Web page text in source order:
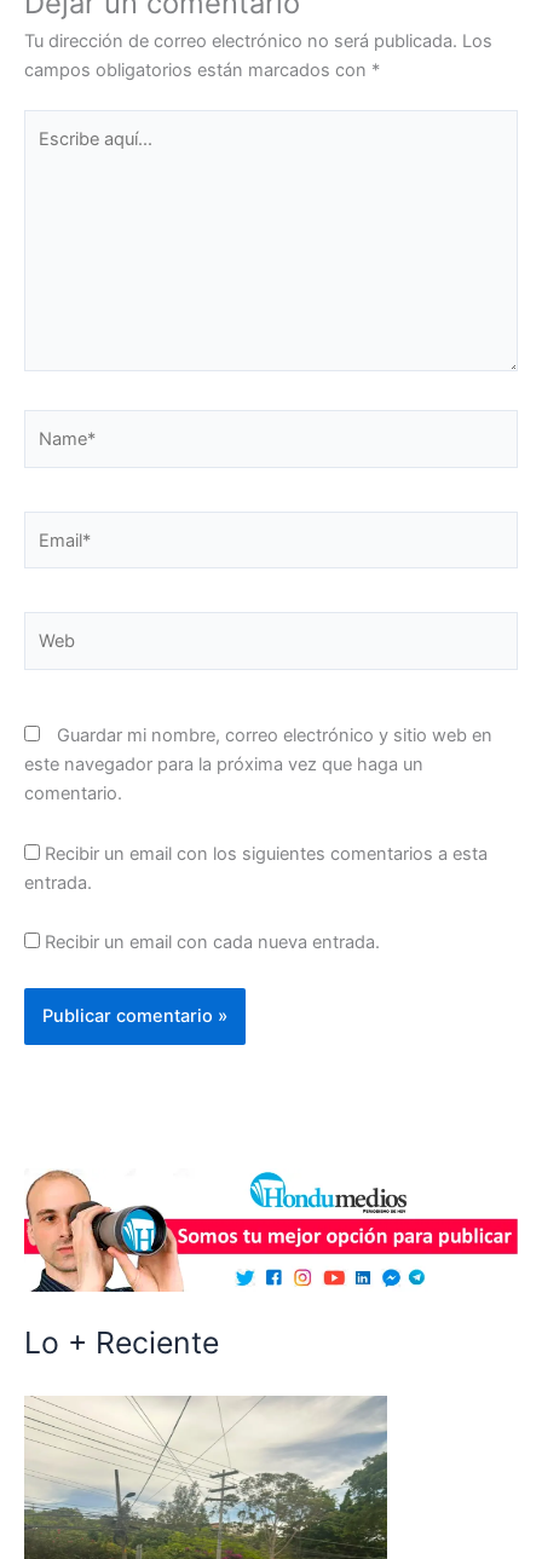
Tu dirección de correo electrónico no será publicada. Los
campos obligatorios están marcados con *
Guardar mi nombre, correo electrónico y sitio web en
este navegador para la próxima vez que haga un
comentario.
Recibir un email con los siguientes comentarios a esta
entrada.
Recibir un email con cada nueva entrada.
Lo + Reciente